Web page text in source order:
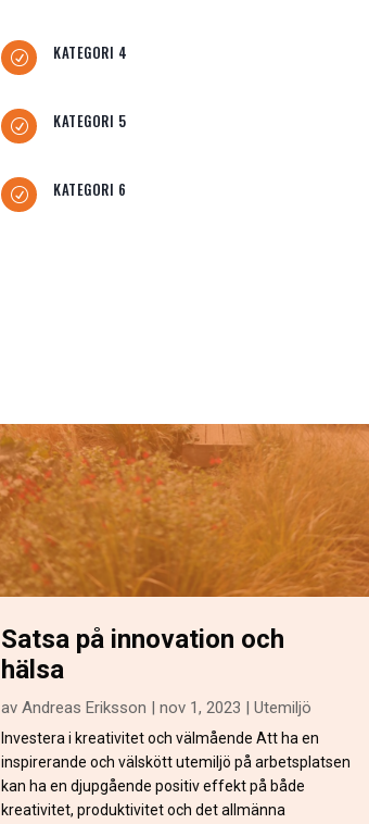
R KATEGORI 4
R KATEGORI 5
R KATEGORI 6
Satsa på innovation och
hälsa
av Andreas Eriksson nov 1, 2023 Utemiljö
Investera i kreativitet och välmående Att ha en
inspirerande och välskött utemiljö på arbetsplatsen
kan ha en djupgående positiv effekt på både
kreativitet, produktivitet och det allmänna